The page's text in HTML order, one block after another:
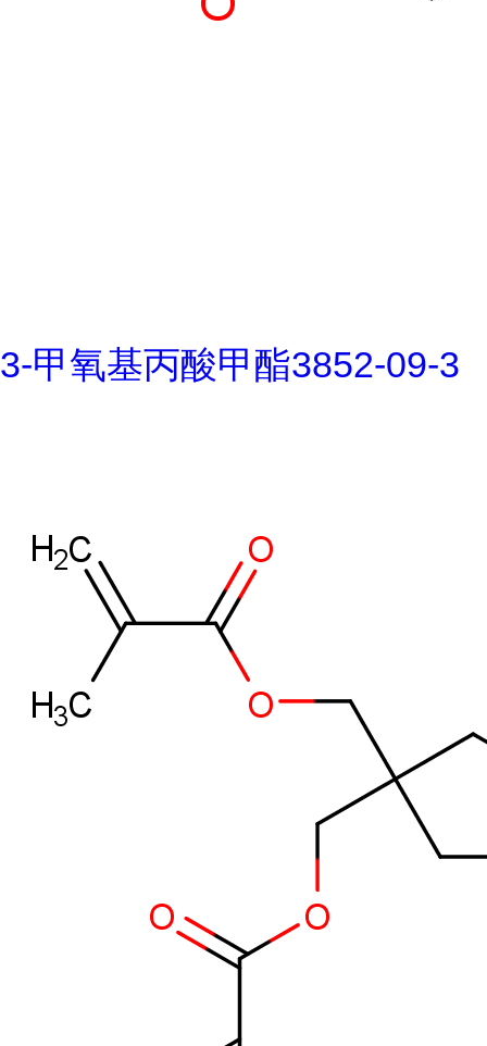
3-甲氧基丙酸甲酯3852-09-3